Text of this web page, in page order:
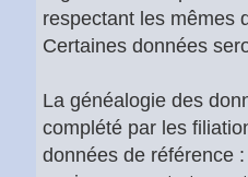
respectant les mêmes
Certaines données
La généalogie des
complété par les
données de référence